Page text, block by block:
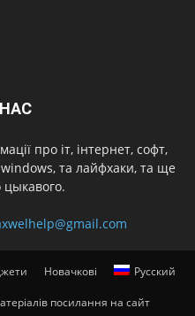
про іт, інтернет, софт,
та лайфхаки, та ще
цыкавого.
Новачкові Русский
посилання на сайт